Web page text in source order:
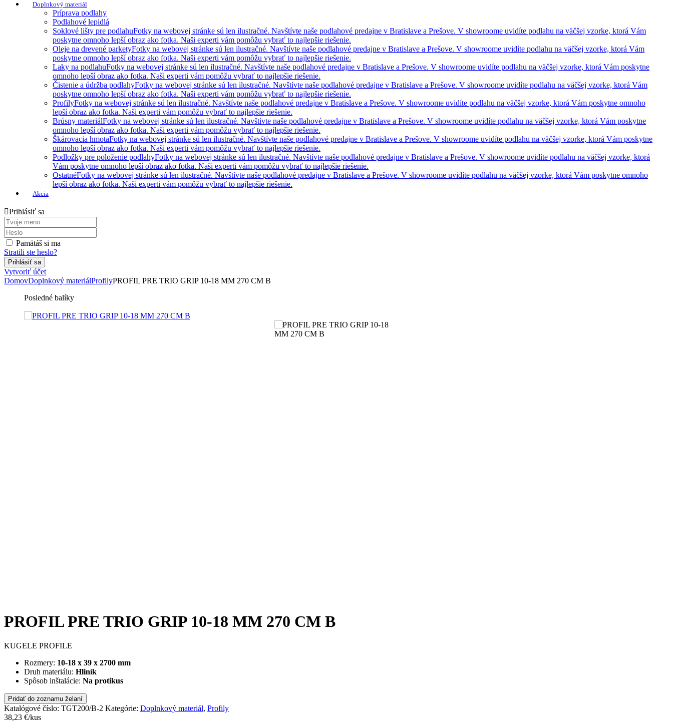
Doplnkový materiál
Príprava podlahy
Podlahové lepidlá
Soklové lišty pre podlahuFotky na webovej stránke sú len ilustračné. Navštívte naše podlahové predajne v Bratislave a Prešove. V showroome uvidíte podlahu na väčšej vzorke, ktorá Vám
poskytne omnoho lepší obraz ako fotka. Naši experti vám pomôžu vybrať to najlepšie riešenie.
Oleje na drevené parketyFotky na webovej stránke sú len ilustračné. Navštívte naše podlahové predajne v Bratislave a Prešove. V showroome uvidíte podlahu na väčšej vzorke, ktorá Vám
poskytne omnoho lepší obraz ako fotka. Naši experti vám pomôžu vybrať to najlepšie riešenie.
Laky na podlahuFotky na webovej stránke sú len ilustračné. Navštívte naše podlahové predajne v Bratislave a Prešove. V showroome uvidíte podlahu na väčšej vzorke, ktorá Vám poskytne
omnoho lepší obraz ako fotka. Naši experti vám pomôžu vybrať to najlepšie riešenie.
Čistenie a údržba podlahyFotky na webovej stránke sú len ilustračné. Navštívte naše podlahové predajne v Bratislave a Prešove. V showroome uvidíte podlahu na väčšej vzorke, ktorá Vám
poskytne omnoho lepší obraz ako fotka. Naši experti vám pomôžu vybrať to najlepšie riešenie.
ProfilyFotky na webovej stránke sú len ilustračné. Navštívte naše podlahové predajne v Bratislave a Prešove. V showroome uvidíte podlahu na väčšej vzorke, ktorá Vám poskytne omnoho
lepší obraz ako fotka. Naši experti vám pomôžu vybrať to najlepšie riešenie.
Brúsny materiálFotky na webovej stránke sú len ilustračné. Navštívte naše podlahové predajne v Bratislave a Prešove. V showroome uvidíte podlahu na väčšej vzorke, ktorá Vám poskytne
omnoho lepší obraz ako fotka. Naši experti vám pomôžu vybrať to najlepšie riešenie.
Škárovacia hmotaFotky na webovej stránke sú len ilustračné. Navštívte naše podlahové predajne v Bratislave a Prešove. V showroome uvidíte podlahu na väčšej vzorke, ktorá Vám poskytne
omnoho lepší obraz ako fotka. Naši experti vám pomôžu vybrať to najlepšie riešenie.
Podložky pre položenie podlahyFotky na webovej stránke sú len ilustračné. Navštívte naše podlahové predajne v Bratislave a Prešove. V showroome uvidíte podlahu na väčšej vzorke, ktorá
Vám poskytne omnoho lepší obraz ako fotka. Naši experti vám pomôžu vybrať to najlepšie riešenie.
OstatnéFotky na webovej stránke sú len ilustračné. Navštívte naše podlahové predajne v Bratislave a Prešove. V showroome uvidíte podlahu na väčšej vzorke, ktorá Vám poskytne omnoho
lepší obraz ako fotka. Naši experti vám pomôžu vybrať to najlepšie riešenie.
Akcia
Prihlásiť sa
Pamätáš si ma
Stratili ste heslo?
Vytvoriť účet
DomovDoplnkový materiálProfilyPROFIL PRE TRIO GRIP 10-18 MM 270 CM B
Posledné balíky
PROFIL PRE TRIO GRIP 10-18 MM 270 CM B
KUGELE PROFILE
Rozmery: 10-18 x 39 x 2700 mm
Druh materiálu: Hliník
Spôsob inštalácie: Na protikus
Pridať do zoznamu želaní
Katalógové číslo: TGT200/B-2 Kategórie: Doplnkový materiál, Profily
38,23 €/kus